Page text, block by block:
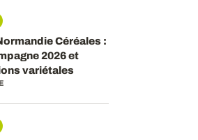
Céréales :
2026 et
variétales